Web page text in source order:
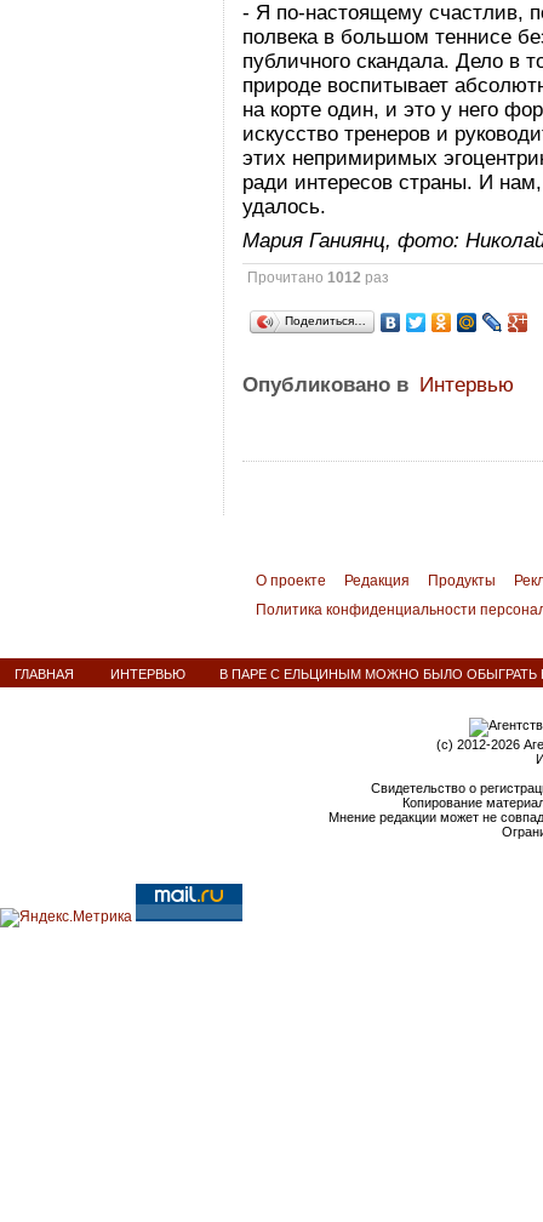
- Я по-настоящему счастлив,
полвека в большом теннисе
публичного скандала. Дело в
природе воспитывает
на корте один, и это у него
искусство тренеров и
этих непримиримых
ради интересов страны. И
удалось.
Мария Ганиянц, фото:
Прочитано1012 раз
Поделиться…
Опубликовано в Интервью
О проекте Редакция Продукты
Политика конфиденциальности
ГЛАВНАЯ ИНТЕРВЬЮ В ПАРЕ С ЕЛЬЦИНЫМ МОЖНО БЫЛО ОБЫГРАТЬ
(c) 2012-2026
Свидетельство о
Копирование
Мнение редакции может не